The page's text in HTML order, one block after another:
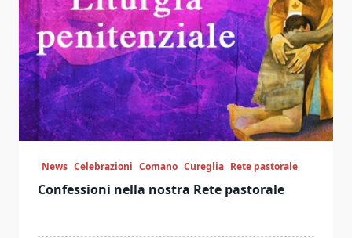
_News Celebrazioni Comano Cureglia Rete pastorale
Confessioni nella nostra Rete pastorale